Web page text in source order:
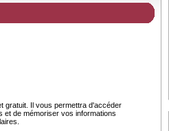
gratuit. Il vous permettra d'accéder
et de mémoriser vos informations